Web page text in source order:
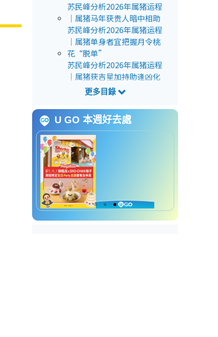
苏民峰分析2026年属猪运程
｜属猪马年获贵人暗中相助
苏民峰分析2026年属猪运程
｜属猪单身者宜把握月令桃
花“脱单”
苏民峰分析2026年属猪运程
｜属猪获吉星加持助逢凶化
｜属猪易有小额破财/小病
U GO 本週好去處